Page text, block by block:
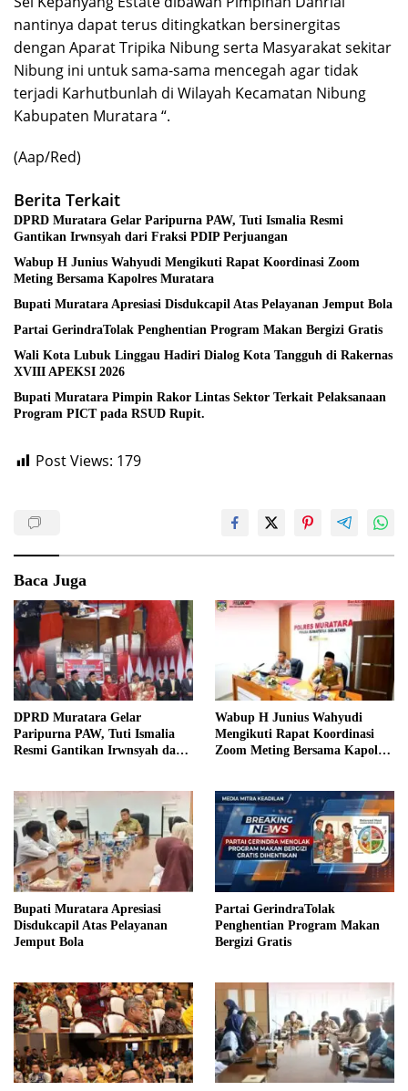
nantinya dapat terus ditingkatkan bersinergitas
dengan Aparat Tripika Nibung serta Masyarakat sekitar
Nibung ini untuk sama-sama mencegah agar tidak
terjadi Karhutbunlah di Wilayah Kecamatan Nibung
Kabupaten Muratara “.
(Aap/Red)
Berita Terkait
DPRD Muratara Gelar Paripurna PAW, Tuti Ismalia Resmi
Gantikan Irwnsyah dari Fraksi PDIP Perjuangan
Wabup H Junius Wahyudi Mengikuti Rapat Koordinasi Zoom
Meting Bersama Kapolres Muratara
Bupati Muratara Apresiasi Disdukcapil Atas Pelayanan Jemput Bola
Partai GerindraTolak Penghentian Program Makan Bergizi Gratis
Wali Kota Lubuk Linggau Hadiri Dialog Kota Tangguh di Rakernas
XVIII APEKSI 2026
Bupati Muratara Pimpin Rakor Lintas Sektor Terkait Pelaksanaan
Program PICT pada RSUD Rupit.
Post Views: 179
Baca Juga
DPRD Muratara Gelar
Paripurna PAW, Tuti Ismalia
Resmi Gantikan Irwnsyah dari
Wabup H Junius Wahyudi
Mengikuti Rapat Koordinasi
Zoom Meting Bersama Kapolres
Bupati Muratara Apresiasi
Disdukcapil Atas Pelayanan
Jemput Bola
Partai GerindraTolak
Penghentian Program Makan
Bergizi Gratis